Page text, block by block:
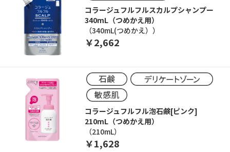
コラージュフルフルスカルプシャンプー
340mL（つめかえ用）
（340mL(つめかえ））
￥2,662
コラージュフルフル泡石鹸[ピンク]
210mL（つめかえ用）
（210mL）
￥1,628